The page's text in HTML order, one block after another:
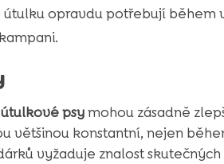
útulku opravdu potřebují během
psymohou zásadně
většinou konstantní, nejen
vyžaduje znalost